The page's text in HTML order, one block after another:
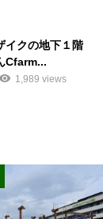
イクの地下１階
Cfarm...
1,989 views